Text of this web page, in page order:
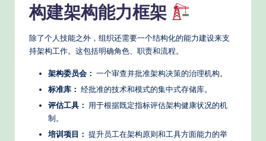
构建架构能力框架
除了个人技能之外，组织还需要一个结构化的能力建设来支
持架构工作。这包括明确角色、职责和流程。
架构委员会： 一个审查并批准架构决策的治理机构。
标准库： 经批准的技术和模式的集中式存储库。
评估工具： 用于根据既定指标评估架构健康状况的机
制。
培训项目： 提升员工在架构原则和工具方面能力的举